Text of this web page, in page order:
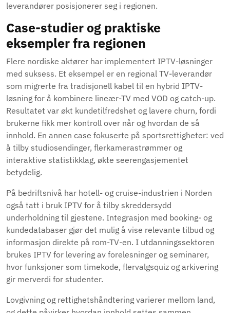
leverandører posisjonerer seg i regionen.
Case-studier og praktiske
eksempler fra regionen
Flere nordiske aktører har implementert IPTV-løsninger
med suksess. Et eksempel er en regional TV-leverandør
som migrerte fra tradisjonell kabel til en hybrid IPTV-
løsning for å kombinere lineær-TV med VOD og catch-up.
Resultatet var økt kundetilfredshet og lavere churn, fordi
brukerne fikk mer kontroll over når og hvordan de så
innhold. En annen case fokuserte på sportsrettigheter: ved
å tilby studiosendinger, flerkamerastrømmer og
interaktive statistikklag, økte seerengasjementet
betydelig.
På bedriftsnivå har hotell- og cruise-industrien i Norden
også tatt i bruk IPTV for å tilby skreddersydd
underholdning til gjestene. Integrasjon med booking- og
kundedatabaser gjør det mulig å vise relevante tilbud og
informasjon direkte på rom-TV-en. I utdanningssektoren
brukes IPTV for levering av forelesninger og seminarer,
hvor funksjoner som timekode, flervalgsquiz og arkivering
gir merverdi for studenter.
Lovgivning og rettighetshåndtering varierer mellom land,